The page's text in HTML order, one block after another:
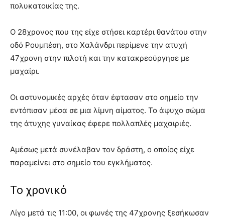
πολυκατοικίας της.
Ο 28χρονος που της είχε στήσει καρτέρι θανάτου στην
οδό Ρουμπέση, στο Χαλάνδρι περίμενε την ατυχή
47χρονη στην πιλοτή και την κατακρεούργησε με
μαχαίρι.
Οι αστυνομικές αρχές όταν έφτασαν στο σημείο την
εντόπισαν μέσα σε μια λίμνη αίματος. Το άψυχο σώμα
της άτυχης γυναίκας έφερε πολλαπλές μαχαιριές.
Αμέσως μετά συνέλαβαν τον δράστη, ο οποίος είχε
παραμείνει στο σημείο του εγκλήματος.
Το χρονικό
Λίγο μετά τις 11:00, οι φωνές της 47χρονης ξεσήκωσαν